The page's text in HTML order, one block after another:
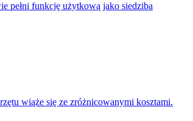
pełni funkcję użytkową jako siedziba
wiąże się ze zróżnicowanymi kosztami.